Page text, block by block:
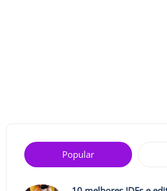
Popular